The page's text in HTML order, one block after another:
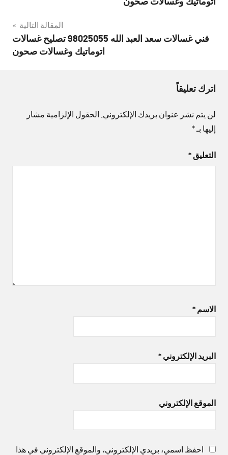
المقالة التالية
فني غسالات سعد العبد الله 98025055 تصليح غسالات
اتوماتيك وغسالات صحون
اترك تعليقاً
لن يتم نشر عنوان بريدك الإلكتروني. الحقول الإلزامية مشار
إليها بـ*
التعليق *
الاسم *
البريد الإلكتروني *
الموقع الإلكتروني
احفظ اسمي، بريدي الإلكتروني، والموقع الإلكتروني في هذا